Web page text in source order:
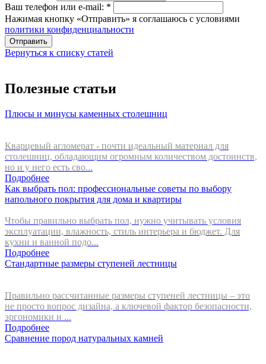
Ваш телефон или e-mail: *
Нажимая кнопку «Отправить» я соглашаюсь с условиями
политики конфиденциальности
Отправить
Вернуться к списку статей
Полезные статьи
Плюсы и минусы каменных столешниц
Кварцевый агломерат - почти идеальный материал для
столешниц, обладающим огромным количеством достоинств,
но и у него есть сво...
Подробнее
Как выбрать пол: профессиональные советы по выбору
напольного покрытия для дома и квартиры
Чтобы правильно выбрать пол, нужно учитывать условия
эксплуатации, влажность, стиль интерьера и бюджет. Для
кухни и ванной подо...
Подробнее
Стандартные размеры ступеней лестницы
Правильно рассчитанные размеры ступеней лестницы – это
не просто вопрос дизайна, а ключевой фактор безопасности,
эргономики и ...
Подробнее
Сравнение пород натуральных камней